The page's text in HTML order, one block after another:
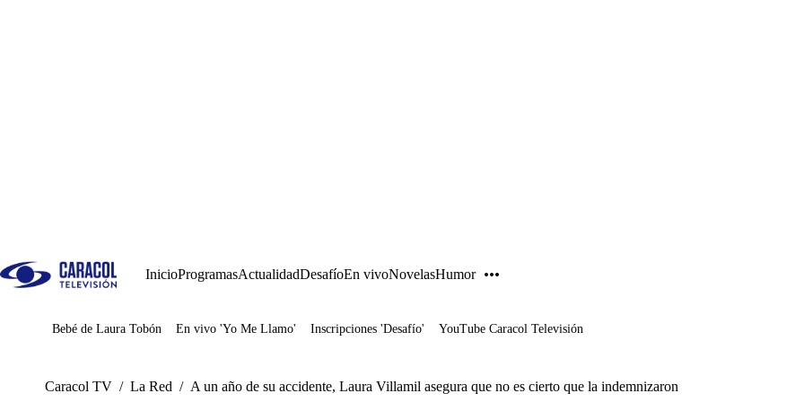
InicioProgramasActualidadDesafíoEn vivoNovelasHumor
Juegos
Bebé de Laura Tobón En vivo 'Yo Me Llamo' Inscripciones 'Desafío' YouTube Caracol Televisión
Caracol TV / La Red / A un año de su accidente, Laura Villamil asegura que no es cierto que la indemnizaron